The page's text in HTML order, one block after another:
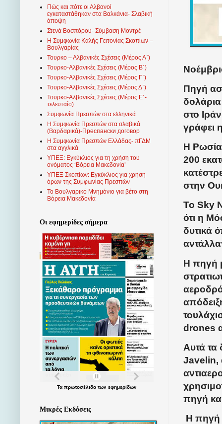
Πηγή
στο
γράφει
Η Ρωσία
200
στην
Το Sky
ότι η
δυτικά
Η πηγή
drones
Αυτά τα
Javelin,
πηγή
Η πηγή
Πώς και πότε οι Αλβανοί
εγκαταστάθηκαν στα Βαλκάνια- Σλαβική
άποψη
Στενά Βοσπόρου- Σύμβαση Μοντρέ
Η Συμφωνία Καλής Γειτονίας Σκοπίων –
Βουλγαρίας
Τουρκο – Αλβανικές Σχέσεις (Mέρος Α΄)
Τουρκο-Αλβανικές Σχέσεις (Μέρος Β΄)
Τουρκο-Αλβανικές Σχέσεις (Μέρος Γ΄)
Τουρκο-Αλβανικές Σχέσεις (Μέρος Δ΄)
Τουρκο-Αλβανικές Σχέσεις (Μέρος Ε΄-
τελευταίο)
Συμφωνία Πρεσπών στα ελληνικά
Η Συμφωνία Πρεσπών στα σλαβικά
(Βαρδαρικά)-Преспански договор
Η Συμφωνία Πρεσπών Ελλάδας- πΓΔΜ
στα αγγλικά
ΥΠΕΞ: Εγκύκλιος για τη χρήση του
ονόματος ‘Βόρεια Μακεδονία’
ΥΠΕΞ Σκοπίων: Εγκύκλιος για χρήση
όρων της Συμφωνίας Πρεσπών
Το Βουλγαρικό Μνημόνιο για βέτο στη
Βόρεια Μακεδονία
Οι εφημερίδες σήμερα
Τα πρωτοσέλιδατων εφημερίδων
Μικρές Εκδόσεις